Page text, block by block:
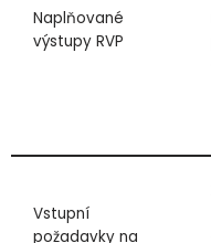
Naplňované
výstupy RVP
Vstupní
požadavky na